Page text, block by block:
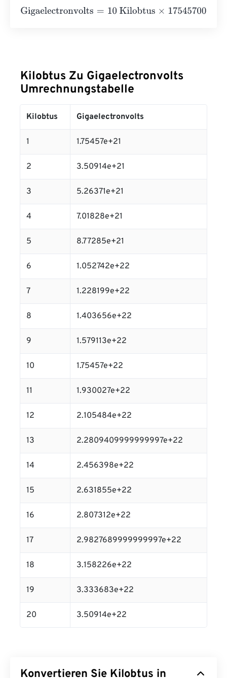
Gigaelectronvolts=10 Kilobtus×
Kilobtus Zu Gigaelectronvolts
Umrechnungstabelle
Kilobtus Gigaelectronvolts
1 1.75457e+21
2 3.50914e+21
3 5.26371e+21
4 7.01828e+21
5 8.77285e+21
6 1.052742e+22
7 1.228199e+22
8 1.403656e+22
9 1.579113e+22
10 1.75457e+22
11 1.930027e+22
12 2.105484e+22
13 2.2809409999999997e+22
14 2.456398e+22
15 2.631855e+22
16 2.807312e+22
17 2.9827689999999997e+22
18 3.158226e+22
19 3.333683e+22
20 3.50914e+22
Konvertieren Sie Kilobtus in